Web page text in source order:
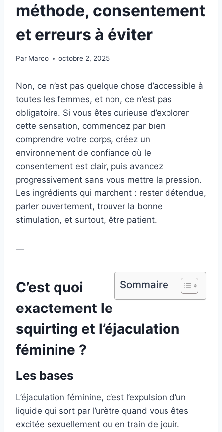
méthode, consentement
et erreurs à éviter
Par Marco octobre 2, 2025
Non, ce n’est pas quelque chose d’accessible à
toutes les femmes, et non, ce n’est pas
obligatoire. Si vous êtes curieuse d’explorer
cette sensation, commencez par bien
comprendre votre corps, créez un
environnement de confiance où le
consentement est clair, puis avancez
progressivement sans vous mettre la pression.
Les ingrédients qui marchent : rester détendue,
parler ouvertement, trouver la bonne
stimulation, et surtout, être patient.
—
Sommaire
C’est quoi
exactement le
squirting et l’éjaculation
féminine ?
Les bases
L’éjaculation féminine, c’est l’expulsion d’un
liquide qui sort par l’urètre quand vous êtes
excitée sexuellement ou en train de jouir.